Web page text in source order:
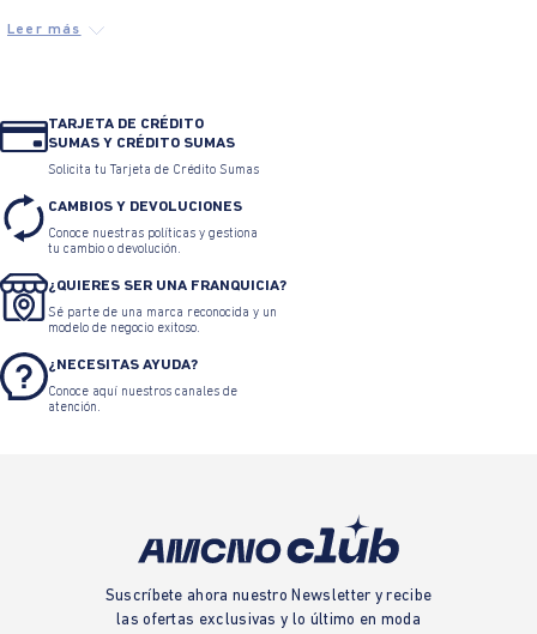
TARJETA DE CRÉDITO
SUMAS Y CRÉDITO SUMAS
Solicita tu Tarjeta de Crédito Sumas
CAMBIOS Y DEVOLUCIONES
Conoce nuestras políticas y gestiona
tu cambio o devolución.
¿QUIERES SER UNA FRANQUICIA?
Sé parte de una marca reconocida y un
modelo de negocio exitoso.
¿NECESITAS AYUDA?
Conoce aquí nuestros canales de
atención.
Suscríbete ahora nuestro Newsletter y recibe
las ofertas exclusivas y lo último en moda